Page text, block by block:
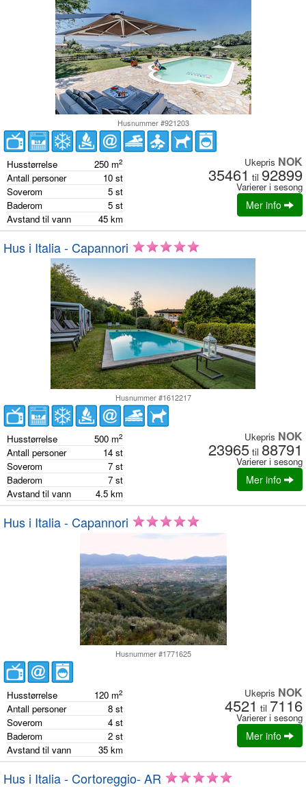
Husnummer #921203
Husstørrelse 250 m2
Antall personer 10 st
Soverom
5 st
Baderom
5 st
Avstand til vann
45 km
Ukepris NOK
35461 til 92899
Varierer i sesong
Mer info
Hus i Italia - Capannori
Husnummer #1612217
Husstørrelse 500 m2
Antall personer 14 st
Soverom
7 st
Baderom
7 st
Avstand til vann
4.5 km
Ukepris NOK
23965 til 88791
Varierer i sesong
Mer info
Hus i Italia - Capannori
Husnummer #1771625
Husstørrelse 120 m2
Antall personer 8 st
Soverom
4 st
Baderom
2 st
Avstand til vann
35 km
Ukepris NOK
4521 til 7116
Varierer i sesong
Mer info
Hus i Italia - Cortoreggio- AR